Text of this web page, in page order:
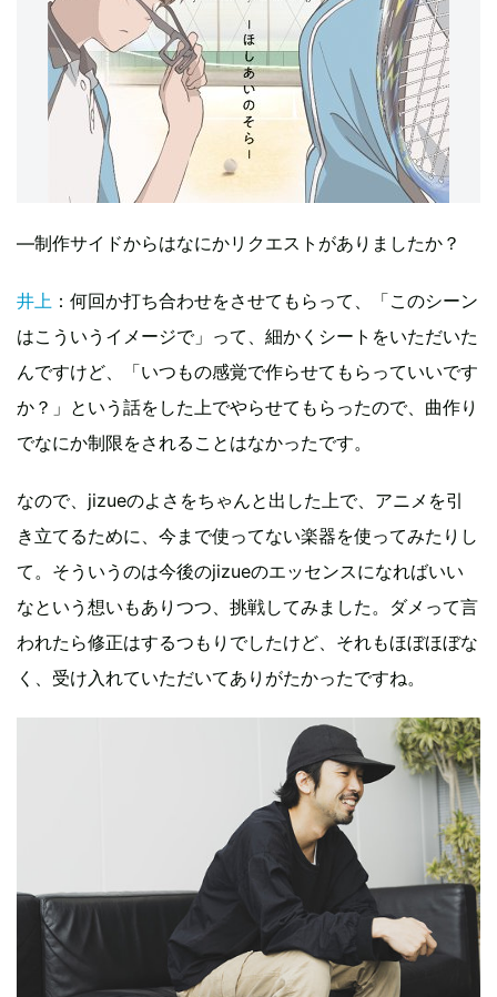
―制作サイドからはなにかリクエストがありましたか？
井上 ：何回か打ち合わせをさせてもらって、「このシーン
はこういうイメージで」って、細かくシートをいただいた
んですけど、「いつもの感覚で作らせてもらっていいです
か？」という話をした上でやらせてもらったので、曲作り
でなにか制限をされることはなかったです。
なので、jizueのよさをちゃんと出した上で、アニメを引
き立てるために、今まで使ってない楽器を使ってみたりし
て。そういうのは今後のjizueのエッセンスになればいい
なという想いもありつつ、挑戦してみました。ダメって言
われたら修正はするつもりでしたけど、それもほぼほぼな
く、受け入れていただいてありがたかったですね。